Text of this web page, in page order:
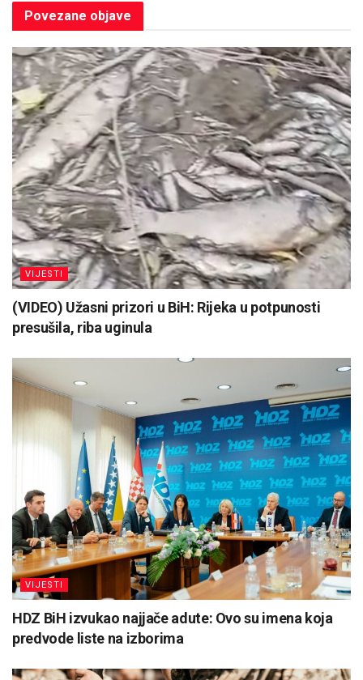
Povezane objave
VIJESTI
(VIDEO) Užasni prizori u BiH: Rijeka u potpunosti
presušila, riba uginula
VIJESTI
HDZ BiH izvukao najjače adute: Ovo su imena koja
predvode liste na izborima